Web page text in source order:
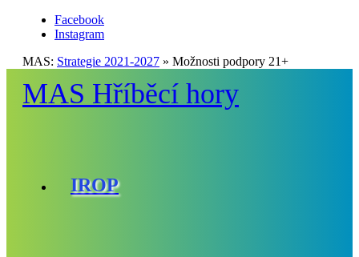
Facebook
Instagram
MAS: Strategie 2021-2027 » Možnosti podpory 21+
MAS Hříběcí hory
IROP